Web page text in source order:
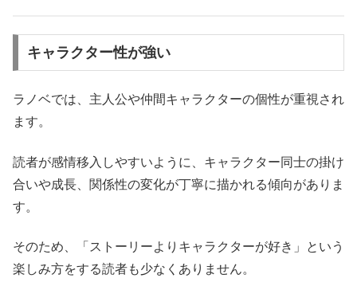
キャラクター性が強い
ラノベでは、主人公や仲間キャラクターの個性が重視され
ます。
読者が感情移入しやすいように、キャラクター同士の掛け
合いや成長、関係性の変化が丁寧に描かれる傾向がありま
す。
そのため、「ストーリーよりキャラクターが好き」という
楽しみ方をする読者も少なくありません。